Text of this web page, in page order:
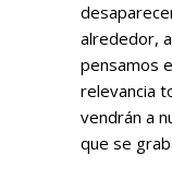
alrededor,
pensamos
relevancia
vendrán a
que se